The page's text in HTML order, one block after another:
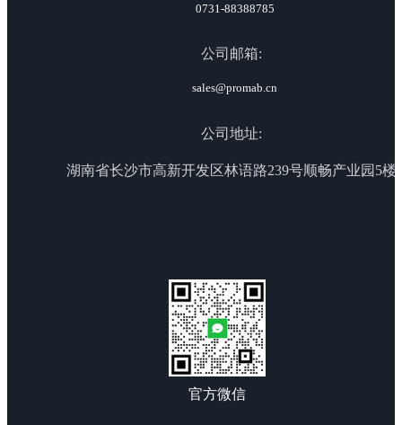
0731-88388785
公司邮箱:
sales@promab.cn
公司地址:
湖南省长沙市高新开发区林语路239号顺畅产业园5楼
官方微信